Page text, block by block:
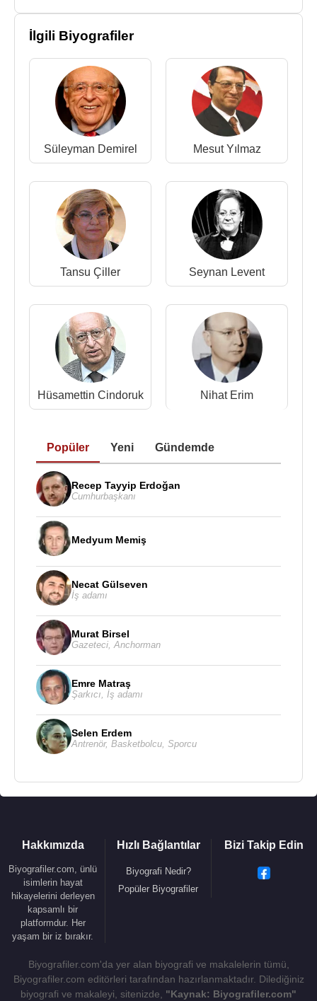
Demokrat Türkiye Partisi'nin (DTP)
kurucularından oldu.
Millî Savunma Bakanlığı yaptı, 17 Nisan 1999
tarihinde DTP parti başkanlığından istifa eden
Hüsamettin Cindoruk
’un yerine başkan oldu. 18
Mayıs2002tarihinde bu görevini bırakarak aktif
politikadan ayrılmıştır.
“İsmet Sezgin” adını taşıyan bir ilköğretim okulu
vardır.
İsmet Sezgin, 1952
yılında öğretmen Saadet
Sezgin ile evlendi. Eşi 2004 yılında vefat etti.
Seynan Leventve Ayşe Sezginadında iki kızı
vardır.
7 Aralık2016tarihinde 88 yaşındaAnkara
tedavi gördüğü GATA'da vefat etti.
Siyasi Kariyeri:
1952-1960 - Demokrat Parti
1961-1980 - Adalet Partisi
Kaynak:Biyografiler.com
İlgili Biyografiler
Süleyman Demirel Mesut Yılmaz
Tansu Çiller Seynan Levent
Hüsamettin Cindoruk Nihat Erim
Popüler Yeni Gündemde
Recep Tayyip Erdoğan
Cumhurbaşkanı
Medyum Memiş
Necat Gülseven
İş adamı
Murat Birsel
Gazeteci Anchorman
Emre Matraş
Şarkıcı İş adamı
Selen Erdem
Antrenör, Basketbolcu Sporcu
Hakkımızda
Biyografiler.com, ünlü
isimlerin hayat
hikayelerini derleyen
kapsamlı bir
platformdur. Her
yaşam bir iz bırakır.
Hızlı Bağlantılar
Biyografi Nedir?
Popüler Biyografiler
Bizi Takip Edin
Biyografiler.com'da yer alan biyografi ve makalelerin tümü,
Biyografiler.com editörleri tarafından hazırlanmaktadır. Dilediğiniz
biyografi ve makaleyi, sitenizde, "Kaynak: Biyografiler.com"